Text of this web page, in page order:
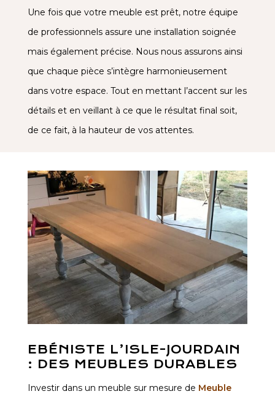
Une fois que votre meuble est prêt, notre équipe
de professionnels assure une installation soignée
mais également précise. Nous nous assurons ainsi
que chaque pièce s’intègre harmonieusement
dans votre espace. Tout en mettant l’accent sur les
détails et en veillant à ce que le résultat final soit,
de ce fait, à la hauteur de vos attentes.
EBÉNISTE L’ISLE-JOURDAIN
: DES MEUBLES DURABLES
Investir dans un meuble sur mesure de Meuble